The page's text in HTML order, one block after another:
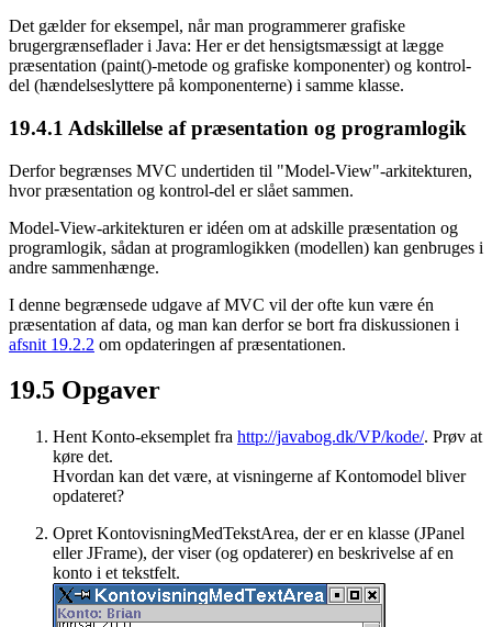
Det gælder for eksempel, når man programmerer grafiske
brugergrænseflader i Java: Her er det hensigtsmæssigt at lægge
præsentation (paint()-metode og grafiske komponenter) og kontrol-
del (hændelseslyttere på komponenterne) i samme klasse.
19.4.1 Adskillelse af præsentation og programlogik
Derfor begrænses MVC undertiden til "Model-View"-arkitekturen,
hvor præsentation og kontrol-del er slået sammen.
Model-View-arkitekturen er idéen om at adskille præsentation og
programlogik, sådan at programlogikken (modellen) kan genbruges i
andre sammenhænge.
I denne begrænsede udgave af MVC vil der ofte kun være én
præsentation af data, og man kan derfor se bort fra diskussionen i
afsnit 19.2.2 om opdateringen af præsentationen.
19.5 Opgaver
Hent Konto-eksemplet fra http://javabog.dk/VP/kode/. Prøv at
køre det.
Hvordan kan det være, at visningerne af Kontomodel bliver
opdateret?
Opret KontovisningMedTekstArea, der er en klasse (JPanel
eller JFrame), der viser (og opdaterer) en beskrivelse af en
konto i et tekstfelt.